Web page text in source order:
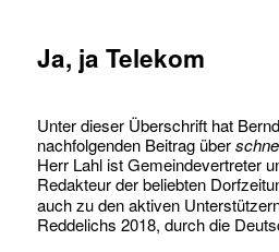
Ja, ja Telekom
Unter dieser Überschrift hat
nachfolgenden Beitrag über
Herr Lahl ist Gemeindevertreter
Redakteur der beliebten
auch zu den aktiven
Reddelichs 2018, durch die